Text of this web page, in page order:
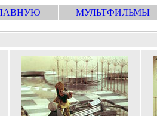
МУЛЬТФИЛЬМЫ